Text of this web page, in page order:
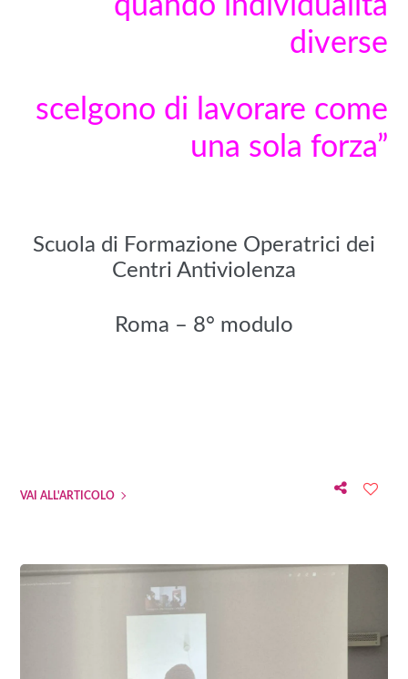
diverse
scelgono di lavorare come
una sola forza”
Scuola di Formazione Operatrici dei
Centri Antiviolenza
Roma – 8° modulo
VAI ALL'ARTICOLO